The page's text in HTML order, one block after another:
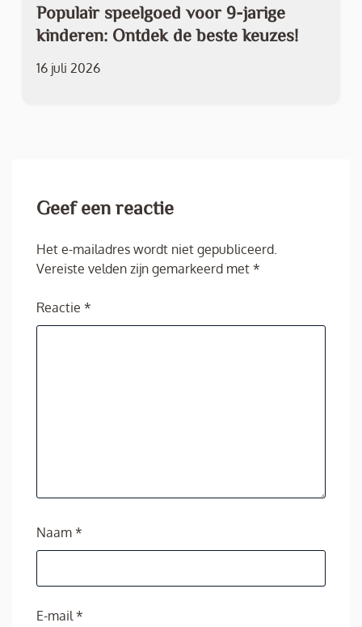
Populair speelgoed voor 9-jarige
kinderen: Ontdek de beste keuzes!
16 juli 2026
Geef een reactie
Het e-mailadres wordt niet gepubliceerd.
Vereiste velden zijn gemarkeerd met *
Reactie *
Naam *
E-mail *